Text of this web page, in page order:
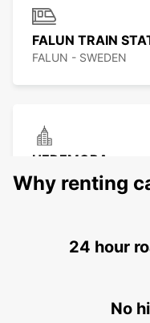
FALUN TRAIN
FALUN - SWEDEN
HEDEMORA
HEDEMORA -
Why renting
24 hour
No